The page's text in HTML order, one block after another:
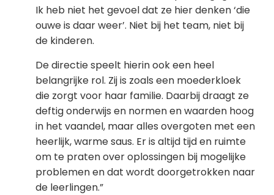
Ik heb niet het gevoel dat ze hier denken ‘die
ouwe is daar weer’. Niet bij het team, niet bij
de kinderen.
De directie speelt hierin ook een heel
belangrijke rol. Zij is zoals een moederkloek
die zorgt voor haar familie. Daarbij draagt ze
deftig onderwijs en normen en waarden hoog
in het vaandel, maar alles overgoten met een
heerlijk, warme saus. Er is altijd tijd en ruimte
om te praten over oplossingen bij mogelijke
problemen en dat wordt doorgetrokken naar
de leerlingen.”